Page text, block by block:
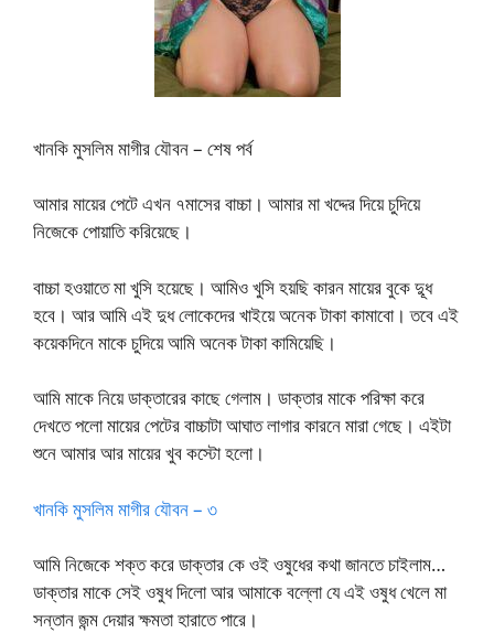
খানকি মুসলিম মাগীর যৌবন – শেষ পর্ব
আমার মায়ের পেটে এখন ৭মাসের বাচ্চা। আমার মা খদ্দের দিয়ে চুদিয়ে
নিজেকে পোয়াতি করিয়েছে।
বাচ্চা হওয়াতে মা খুসি হয়েছে। আমিও খুসি হয়ছি কারন মায়ের বুকে দুূধ
হবে। আর আমি এই দুধ লোকেদের খাইয়ে অনেক টাকা কামাবো। তবে এই
কয়েকদিনে মাকে চুদিয়ে আমি অনেক টাকা কামিয়েছি।
আমি মাকে নিয়ে ডাক্তারের কাছে গেলাম। ডাক্তার মাকে পরিক্ষা করে
দেখতে পলো মায়ের পেটের বাচ্চাটা আঘাত লাগার কারনে মারা গেছে। এইটা
শুনে আমার আর মায়ের খুব কস্টো হলো।
খানকি মুসলিম মাগীর যৌবন – ৩
আমি নিজেকে শক্ত করে ডাক্তার কে ওই ওষুধের কথা জানতে চাইলাম…
ডাক্তার মাকে সেই ওষুধ দিলো আর আমাকে বল্লো যে এই ওষুধ খেলে মা
সন্তান জন্ম দেয়ার ক্ষমতা হারাতে পারে।